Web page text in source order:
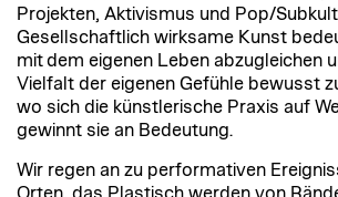
Projekten, Aktivismus und Pop/
Gesellschaftlich wirksame Kunst
mit dem eigenen Leben abzugleichen
Vielfalt der eigenen Gefühle bewusst
wo sich die künstlerische Praxis auf
gewinnt sie an Bedeutung.
Wir regen an zu performativen